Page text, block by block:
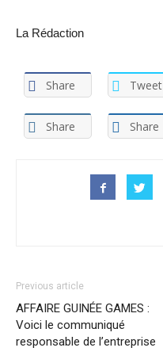
La Rédaction
Share Tweet
Share Share
Previous article
AFFAIRE GUINÉE GAMES :
Voici le communiqué
responsable de l’entreprise